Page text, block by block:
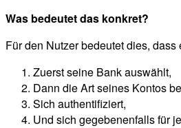
Was bedeutet das konkret?
Für den Nutzer bedeutet dies, dass
Zuerst seine Bank auswählt,
Dann die Art seines Kontos
Sich authentifiziert,
Und sich gegebenenfalls für